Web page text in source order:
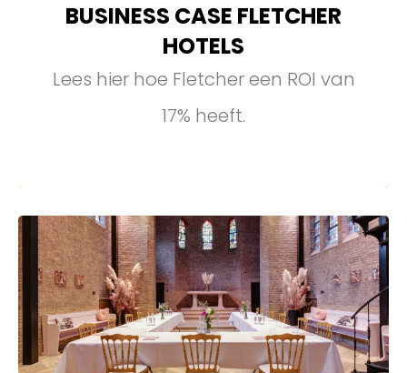
BUSINESS CASE FLETCHER
HOTELS
Lees hier hoe Fletcher een ROI van
17% heeft.